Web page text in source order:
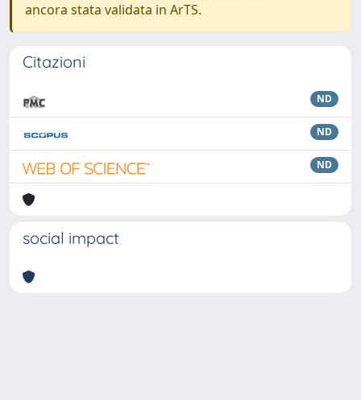
ancora stata validata in ArTS.
Citazioni
ND
ND
ND
social impact